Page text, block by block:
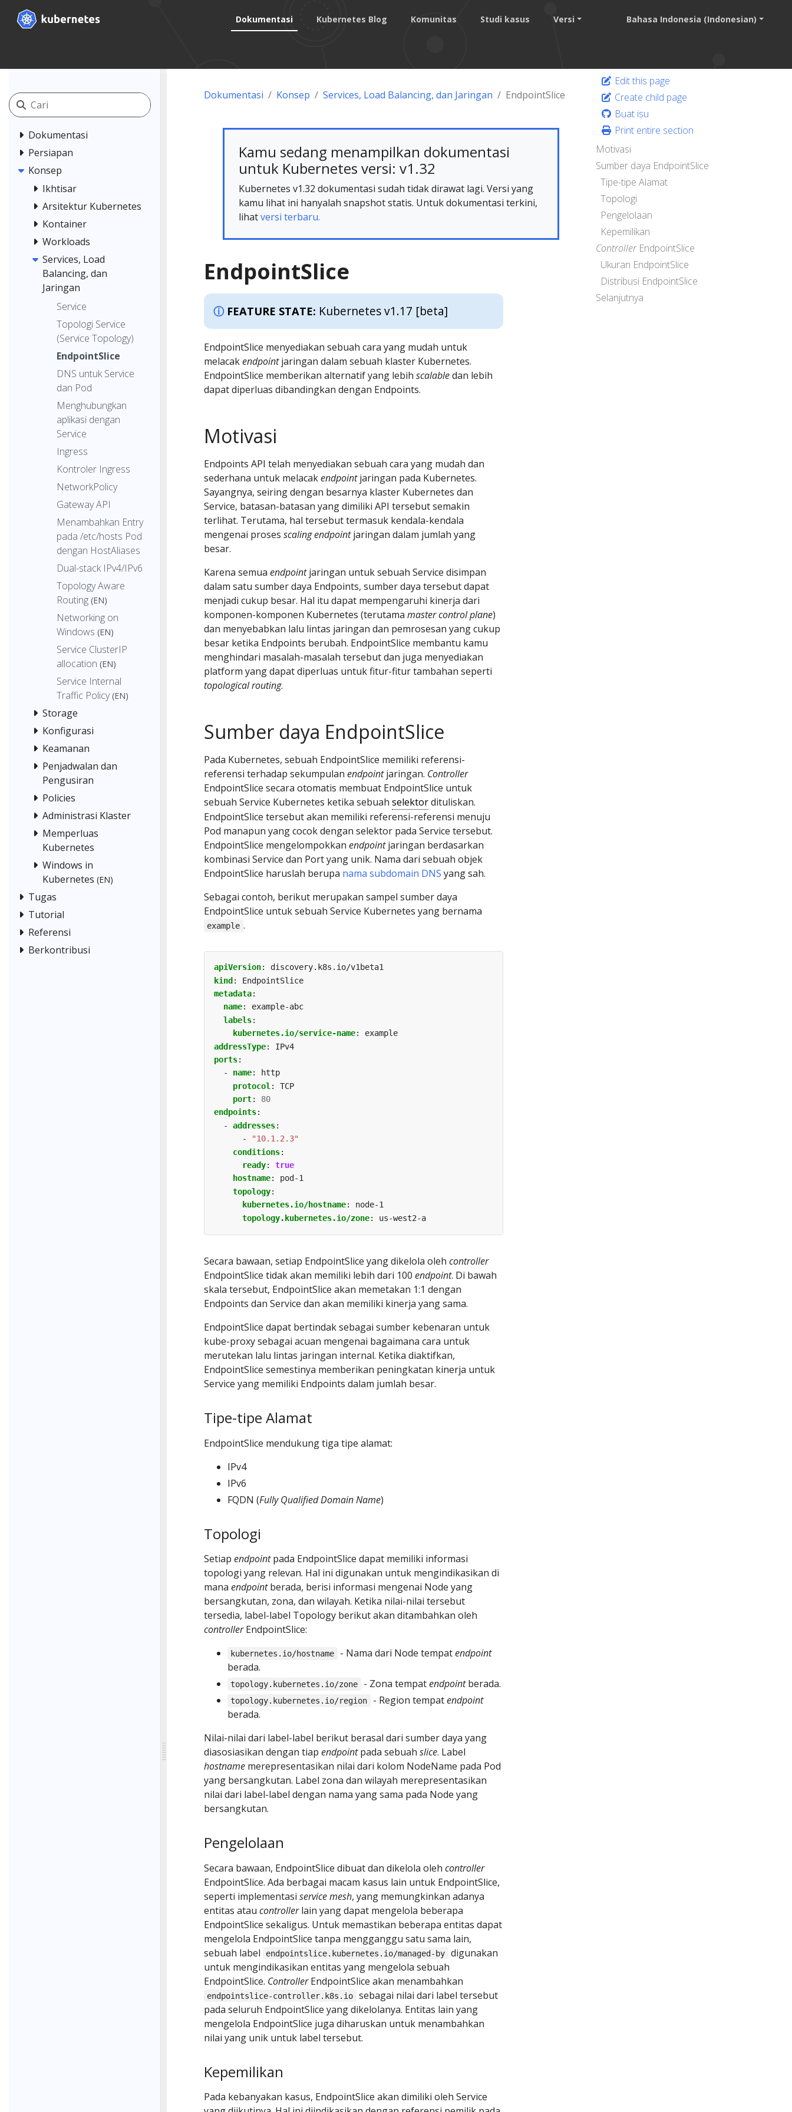
Dokumentasi Kubernetes Blog Komunitas Studi kasus Versi Bahasa Indonesia (Indonesian)
Dokumentasi
Persiapan
Konsep
Ikhtisar
Arsitektur Kubernetes
Kontainer
Workloads
Services, Load
Balancing, dan
Jaringan
Service
Topologi Service
(Service Topology)
EndpointSlice
DNS untuk Service
dan Pod
Menghubungkan
aplikasi dengan
Service
Ingress
Kontroler Ingress
NetworkPolicy
Gateway API
Menambahkan Entry
pada /etc/hosts Pod
dengan HostAliases
Dual-stack IPv4/IPv6
Topology Aware
Routing (EN)
Networking on
Windows (EN)
Service ClusterIP
allocation (EN)
Service Internal
Traffic Policy (EN)
Storage
Konfigurasi
Keamanan
Penjadwalan dan
Pengusiran
Policies
Administrasi Klaster
Memperluas
Kubernetes
Windows in
Kubernetes (EN)
Tugas
Tutorial
Referensi
Berkontribusi
Dokumentasi Konsep Services, Load Balancing, dan Jaringan EndpointSlice
Kamu sedang menampilkan dokumentasi
untuk Kubernetes versi: v1.32
Kubernetes v1.32 dokumentasi sudah tidak dirawat lagi. Versi yang
kamu lihat ini hanyalah snapshot statis. Untuk dokumentasi terkini,
lihatversi terbaru.
EndpointSlice
FEATURE STATE: Kubernetes v1.17 [beta]
EndpointSlice menyediakan sebuah cara yang mudah untuk
melacakendpointjaringan dalam sebuah klaster Kubernetes.
EndpointSlice memberikan alternatif yang lebih scalabledan lebih
dapat diperluas dibandingkan dengan Endpoints.
Motivasi
Endpoints API telah menyediakan sebuah cara yang mudah dan
sederhana untuk melacakendpointjaringan pada Kubernetes.
Sayangnya, seiring dengan besarnya klaster Kubernetes dan
Service, batasan-batasan yang dimiliki API tersebut semakin
terlihat. Terutama, hal tersebut termasuk kendala-kendala
mengenai proses scalingendpointjaringan dalam jumlah yang
besar.
Karena semua endpointjaringan untuk sebuah Service disimpan
dalam satu sumber daya Endpoints, sumber daya tersebut dapat
menjadi cukup besar. Hal itu dapat mempengaruhi kinerja dari
komponen-komponen Kubernetes (terutama master control plane)
dan menyebabkan lalu lintas jaringan dan pemrosesan yang cukup
besar ketika Endpoints berubah. EndpointSlice membantu kamu
menghindari masalah-masalah tersebut dan juga menyediakan
platform yang dapat diperluas untuk fitur-fitur tambahan seperti
topological routing.
Sumber daya EndpointSlice
Pada Kubernetes, sebuah EndpointSlice memiliki referensi-
referensi terhadap sekumpulan endpointjaringan. Controller
EndpointSlice secara otomatis membuat EndpointSlice untuk
sebuah Service Kubernetes ketika sebuah selektordituliskan.
EndpointSlice tersebut akan memiliki referensi-referensi menuju
Pod manapun yang cocok dengan selektor pada Service tersebut.
EndpointSlice mengelompokkan endpointjaringan berdasarkan
kombinasi Service dan Port yang unik. Nama dari sebuah objek
EndpointSlice haruslah berupa nama subdomain DNS yang sah.
Sebagai contoh, berikut merupakan sampel sumber daya
EndpointSlice untuk sebuah Service Kubernetes yang bernama
example .
apiVersion:
discovery.k8s.io/v1beta1
kind:
EndpointSlice
metadata:
name:
example-abc
labels:
kubernetes.io/service-name:
example
addressType:
IPv4
ports:
- name:
http
protocol :
TCP
port:
80
endpoints:
- addresses:
-
"10.1.2.3"
conditions:
ready:
true
hostname:
pod-1
topology:
kubernetes.io/hostname:
node-1
topology.kubernetes.io/zone: us-west2-a
Secara bawaan, setiap EndpointSlice yang dikelola oleh controller
EndpointSlice tidak akan memiliki lebih dari 100 endpoint. Di bawah
skala tersebut, EndpointSlice akan memetakan 1:1 dengan
Endpoints dan Service dan akan memiliki kinerja yang sama.
EndpointSlice dapat bertindak sebagai sumber kebenaran untuk
kube-proxy sebagai acuan mengenai bagaimana cara untuk
merutekan lalu lintas jaringan internal. Ketika diaktifkan,
EndpointSlice semestinya memberikan peningkatan kinerja untuk
Service yang memiliki Endpoints dalam jumlah besar.
Tipe-tipe Alamat
EndpointSlice mendukung tiga tipe alamat:
IPv4
IPv6
FQDN (Fully Qualified Domain Name)
Topologi
Setiap endpointpada EndpointSlice dapat memiliki informasi
topologi yang relevan. Hal ini digunakan untuk mengindikasikan di
mana endpointberada, berisi informasi mengenai Node yang
bersangkutan, zona, dan wilayah. Ketika nilai-nilai tersebut
tersedia, label-label Topology berikut akan ditambahkan oleh
controllerEndpointSlice:
kubernetes.io/hostname - Nama dari Node tempatendpoint
berada.
topology.kubernetes.io/zone - Zona tempatendpointberada.
topology.kubernetes.io/region - Region tempatendpoint
berada.
Nilai-nilai dari label-label berikut berasal dari sumber daya yang
diasosiasikan dengan tiap endpointpada sebuah slice. Label
hostnamemerepresentasikan nilai dari kolom NodeName pada Pod
yang bersangkutan. Label zona dan wilayah merepresentasikan
nilai dari label-label dengan nama yang sama pada Node yang
bersangkutan.
Pengelolaan
Secara bawaan, EndpointSlice dibuat dan dikelola oleh controller
EndpointSlice. Ada berbagai macam kasus lain untuk EndpointSlice,
seperti implementasi service mesh, yang memungkinkan adanya
entitas atau controllerlain yang dapat mengelola beberapa
EndpointSlice sekaligus. Untuk memastikan beberapa entitas dapat
mengelola EndpointSlice tanpa mengganggu satu sama lain,
sebuah label
endpointslice.kubernetes.io/managed-by
digunakan
untuk mengindikasikan entitas yang mengelola sebuah
EndpointSlice. ControllerEndpointSlice akan menambahkan
endpointslice-controller.k8s.io
sebagai nilai dari label tersebut
pada seluruh EndpointSlice yang dikelolanya. Entitas lain yang
mengelola EndpointSlice juga diharuskan untuk menambahkan
nilai yang unik untuk label tersebut.
Kepemilikan
Pada kebanyakan kasus, EndpointSlice akan dimiliki oleh Service
Edit this page
Create child page
Buat isu
Print entire section
Motivasi
Sumber daya EndpointSlice
Tipe-tipe Alamat
Topologi
Pengelolaan
Kepemilikan
ControllerEndpointSlice
Ukuran EndpointSlice
Distribusi EndpointSlice
Selanjutnya